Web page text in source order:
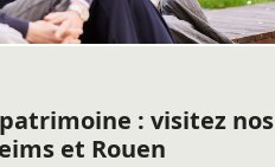
: visitez nos
et Rouen